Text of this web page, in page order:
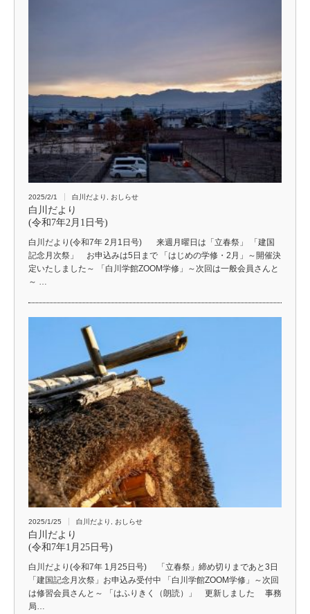
2025/2/1 白川だより おしらせ
白川だより
(令和7年2月1日号)
白川だより(令和7年 2月1日号) 来週月曜日は「立春祭」 「建国
記念月次祭」 お申込みは5日まで 「はじめの学修・2月」～開催決
定いたしました～ 「白川学館ZOOM学修」～次回は一般会員さんと
～ …
2025/1/25 白川だより おしらせ
白川だより
(令和7年1月25日号)
白川だより(令和7年 1月25日号) 「立春祭」締め切りまであと3日
「建国記念月次祭」お申込み受付中 「白川学館ZOOM学修」～次回
は修習会員さんと～ 「はふりきく（朗読）」 更新しました 事務
局…